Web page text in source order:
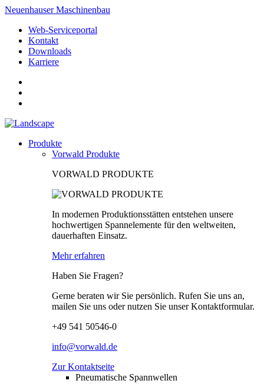
Neuenhauser Maschinenbau
Web-Serviceportal
Kontakt
Downloads
Karriere
Produkte
Vorwald Produkte
VORWALD PRODUKTE
In modernen Produktionsstätten entstehen unsere
hochwertigen Spannelemente für den weltweiten,
dauerhaften Einsatz.
Mehr erfahren
Haben Sie Fragen?
Gerne beraten wir Sie persönlich. Rufen Sie uns an,
mailen Sie uns oder nutzen Sie unser Kontaktformular.
+49 541 50546-0
info@vorwald.de
Zur Kontaktseite
Pneumatische Spannwellen